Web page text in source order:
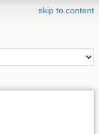
skip to content